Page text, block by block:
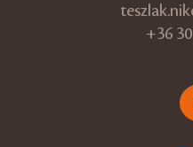
+36